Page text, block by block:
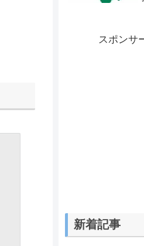
スポンサ
新着記事